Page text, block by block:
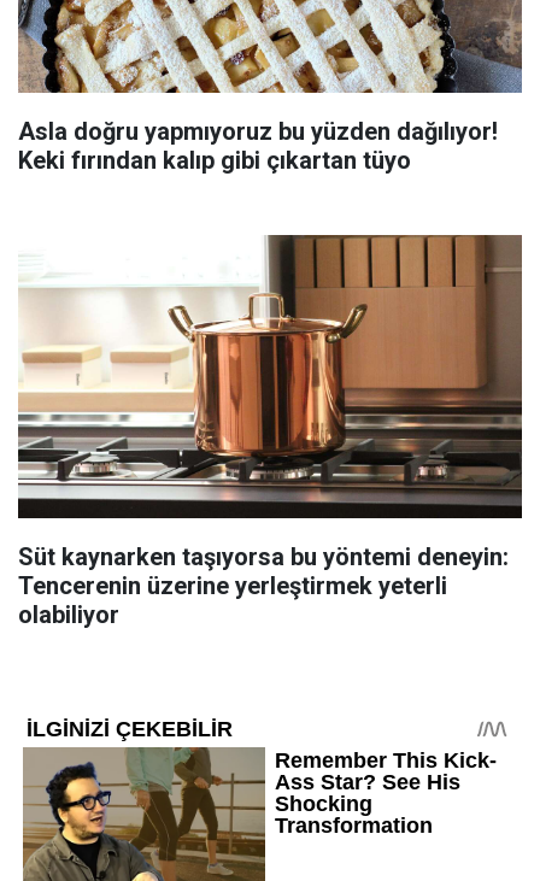
Asla doğru yapmıyoruz bu yüzden dağılıyor!
Keki fırından kalıp gibi çıkartan tüyo
Süt kaynarken taşıyorsa bu yöntemi deneyin:
Tencerenin üzerine yerleştirmek yeterli
olabiliyor